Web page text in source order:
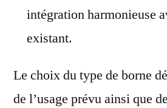
intégration harmonieuse
existant.
Le choix du type de borne
de l’usage prévu ainsi que